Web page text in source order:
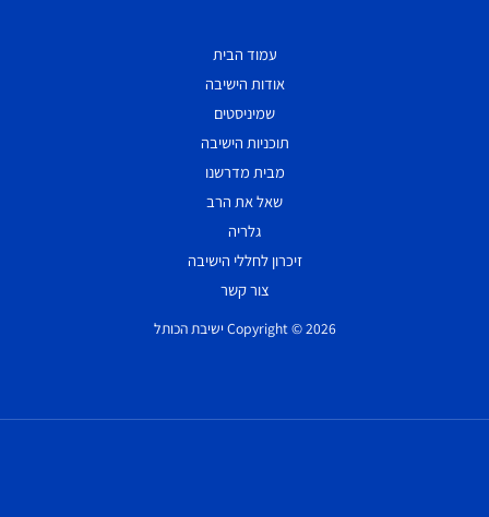
עמוד הבית
אודות הישיבה
שמיניסטים
תוכניות הישיבה
מבית מדרשנו
שאל את הרב
גלריה
זיכרון לחללי הישיבה
צור קשר
Copyright © 2026 ישיבת הכותל